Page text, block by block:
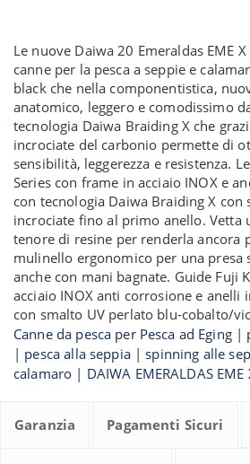
Le nuove Daiwa 20 Emeraldas EME
canne per la pesca a seppie e
black che nella componentistica,
anatomico, leggero e comodissimo
tecnologia Daiwa Braiding X che
incrociate del carbonio permette di
sensibilità, leggerezza e resistenza.
Series con frame in acciaio INOX e
con tecnologia Daiwa Braiding X
incrociate fino al primo anello. Vetta
tenore di resine per renderla ancora
mulinello ergonomico per una presa
anche con mani bagnate. Guide Fuji
acciaio INOX anti corrosione e anelli
con smalto UV perlato blu-cobalto/
Canne da pesca per Pesca ad Eging|
| pesca alla seppia|spinning alle
calamaro | DAIWA EMERALDAS EME
Garanzia Pagamenti Sicuri